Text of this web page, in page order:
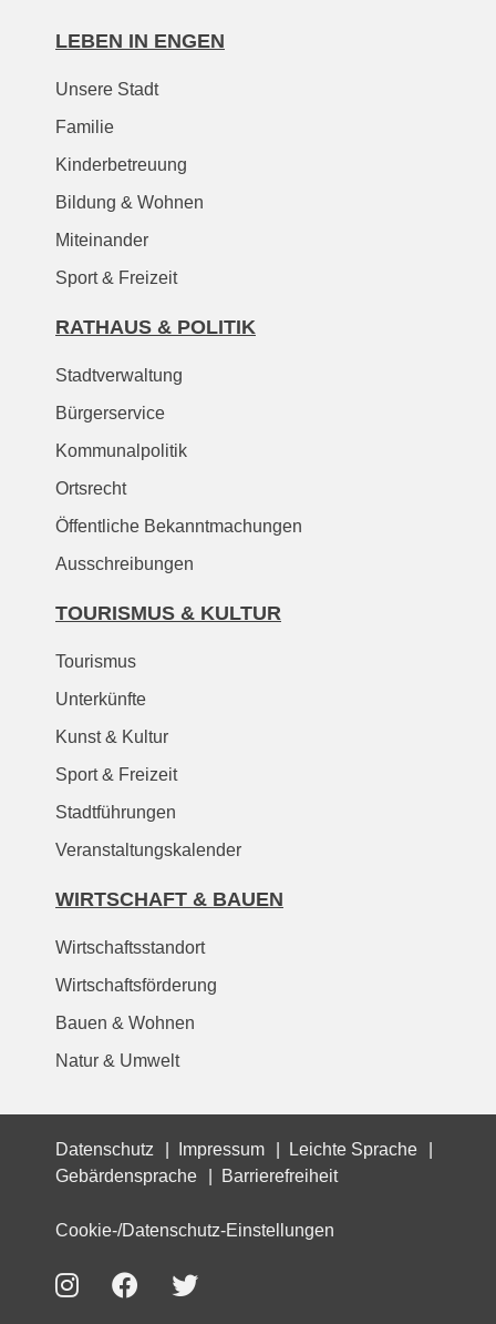
LEBEN IN ENGEN
Unsere Stadt
Familie
Kinderbetreuung
Bildung & Wohnen
Miteinander
Sport & Freizeit
RATHAUS & POLITIK
Stadtverwaltung
Bürgerservice
Kommunalpolitik
Ortsrecht
Öffentliche Bekanntmachungen
Ausschreibungen
TOURISMUS & KULTUR
Tourismus
Unterkünfte
Kunst & Kultur
Sport & Freizeit
Stadtführungen
Veranstaltungskalender
WIRTSCHAFT & BAUEN
Wirtschaftsstandort
Wirtschaftsförderung
Bauen & Wohnen
Natur & Umwelt
Datenschutz Impressum
Leichte Sprache
Gebärdensprache
Barrierefreiheit
Cookie-/Datenschutz-Einstellungen